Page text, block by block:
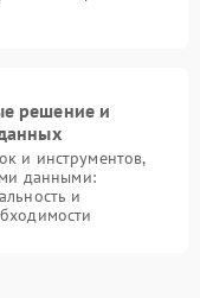
решение и
и инструментов,
данными:
и